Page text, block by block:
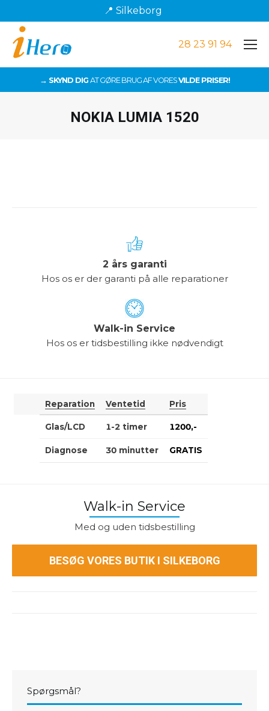
📍 Silkeborg
28 23 91 94
→ SKYND DIG AT GØRE BRUG AF VORESVILDE PRISER!
NOKIA LUMIA 1520
2 års garanti
Hos os er der garanti på alle reparationer
Walk-in Service
Hos os er tidsbestilling ikke nødvendigt
Reparation Ventetid Pris
Glas/LCD 1-2 timer 1200,-
Diagnose 30 minutter GRATIS
Walk-in Service
Med og uden tidsbestilling
BESØG VORES BUTIK I SILKEBORG
Spørgsmål?